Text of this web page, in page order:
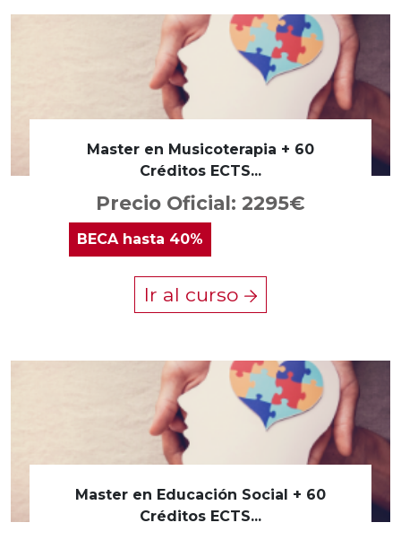
Master en Musicoterapia + 60
Créditos ECTS...
Precio Oficial: 2295€
BECA hasta 40%
Ir al curso
Master en Educación Social + 60
Créditos ECTS...